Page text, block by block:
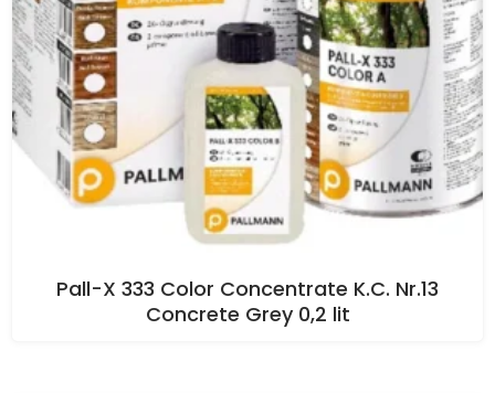
Pall-X 333 Color Concentrate K.C. Nr.13
Concrete Grey 0,2 lit